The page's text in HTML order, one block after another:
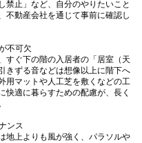
禁止」など、自分のやりたいこと
不動産会社を通じて事前に確認し
不可欠
すぐ下の階の入居者の「居室（天
きずる音などは想像以上に階下へ
用マットや人工芝を敷くなどの工
快適に暮らすための配慮が、長く
ンス
地上よりも風が強く、パラソルや